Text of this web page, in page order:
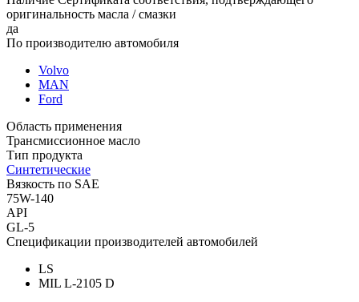
оригинальность масла / смазки
да
По производителю автомобиля
Volvo
MAN
Ford
Область применения
Трансмиссионное масло
Тип продукта
Синтетические
Вязкость по SAE
75W-140
API
GL-5
Спецификации производителей автомобилей
LS
MIL L-2105 D